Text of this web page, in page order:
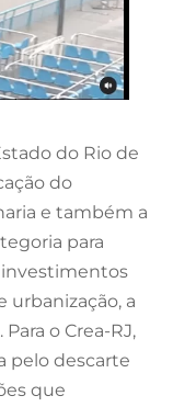
do Rio de
do
e também a
para
investimentos
urbanização, a
o Crea-RJ,
pelo descarte
que